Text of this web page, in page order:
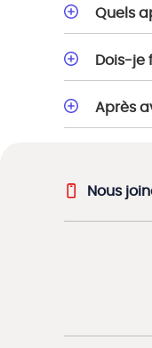
Quels
Dois-je
Après
Nous